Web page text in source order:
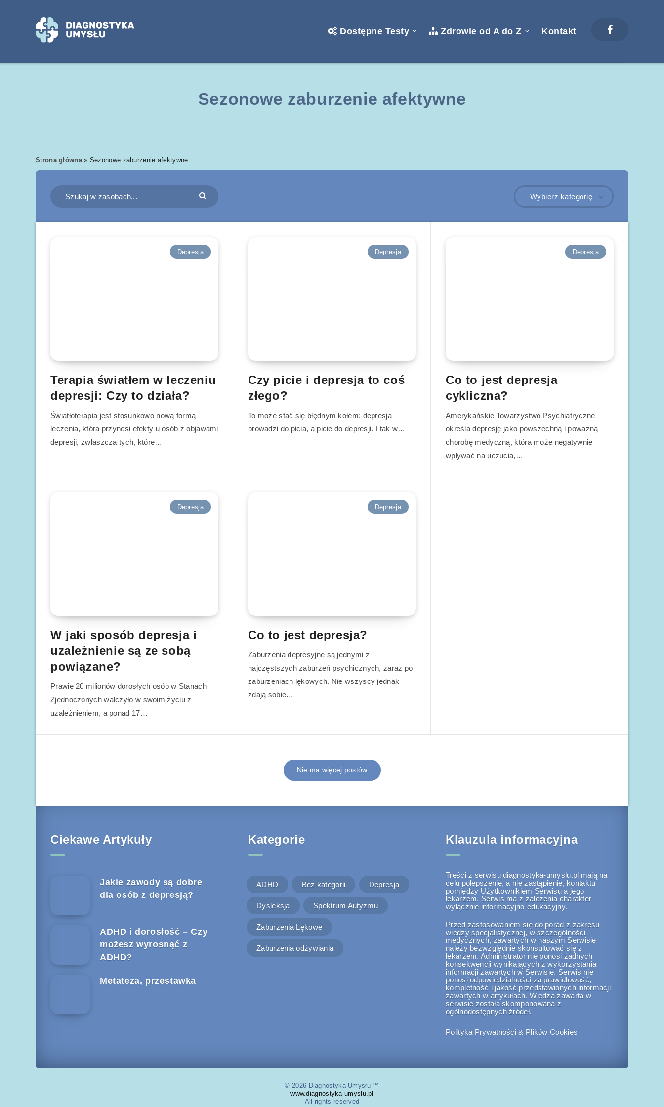
Dostępne Testy Zdrowie od A do Z Kontakt
Sezonowe zaburzenie afektywne
Strona główna» Sezonowe zaburzenie afektywne
Wybierz kategorię
Depresja
Terapia światłem w leczeniu
depresji: Czy to działa?
Światłoterapia jest stosunkowo nową formą
leczenia, która przynosi efekty u osób z objawami
depresji, zwłaszcza tych, które…
Depresja
Czy picie i depresja to coś
złego?
To może stać się błędnym kołem: depresja
prowadzi do picia, a picie do depresji. I tak w…
Depresja
Co to jest depresja
cykliczna?
Amerykańskie Towarzystwo Psychiatryczne
określa depresję jako powszechną i poważną
chorobę medyczną, która może negatywnie
wpływać na uczucia,…
Depresja
W jaki sposób depresja i
uzależnienie są ze sobą
powiązane?
Prawie 20 milionów dorosłych osób w Stanach
Zjednoczonych walczyło w swoim życiu z
uzależnieniem, a ponad 17…
Depresja
Co to jest depresja?
Zaburzenia depresyjne są jednymi z
najczęstszych zaburzeń psychicznych, zaraz po
zaburzeniach lękowych. Nie wszyscy jednak
zdają sobie…
Nie ma więcej postów
Ciekawe Artykuły
Jakie zawody są dobre
dla osób z depresją?
ADHD i dorosłość – Czy
możesz wyrosnąć z
ADHD?
Metateza, przestawka
Kategorie
ADHD Bez kategorii Depresja
Dysleksja Spektrum Autyzmu
Zaburzenia Lękowe
Zaburzenia odżywiania
Klauzula informacyjna
Treści z serwisu diagnostyka-umyslu.pl mają na
celu polepszenie, a nie zastąpienie, kontaktu
pomiędzy Użytkownikiem Serwisu a jego
lekarzem. Serwis ma z założenia charakter
wyłącznie informacyjno-edukacyjny.
Przed zastosowaniem się do porad z zakresu
wiedzy specjalistycznej, w szczególności
medycznych, zawartych w naszym Serwisie
należy bezwzględnie skonsultować się z
lekarzem. Administrator nie ponosi żadnych
konsekwencji wynikających z wykorzystania
informacji zawartych w Serwisie. Serwis nie
ponosi odpowiedzialności za prawidłowość,
kompletność i jakość przedstawionych informacji
zawartych w artykułach. Wiedza zawarta w
serwisie została skomponowana z
ogólnodostępnych źródeł.
Polityka Prywatności & Plików Cookies
© 2026 Diagnostyka Umysłu ™
www.diagnostyka-umyslu.pl
All rights reserved